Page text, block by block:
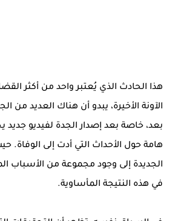
هذا الحادث الذي يُعتبر واحد من أكثر
الآونة الأخيرة، يبدو أن هناك العديد من
بعد، خاصة بعد إصدار الجدة لفيديو
هامة حول الأحداث التي أدت إلى الوفاة.
الجديدة إلى وجود مجموعة من الأسباب
في هذه النتيجة المأساوية.